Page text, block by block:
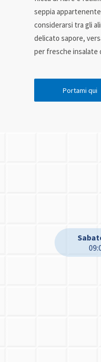
seppia
considerarsi tra gli
delicato sapore,
per fresche insalate
Portami qui